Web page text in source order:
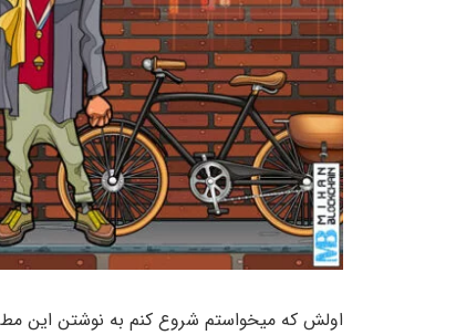
اولش که میخواستم شروع کنم به نوشتن این